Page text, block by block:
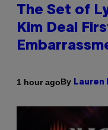
The Set of
Kim Deal
1 hour agoBy Lauren